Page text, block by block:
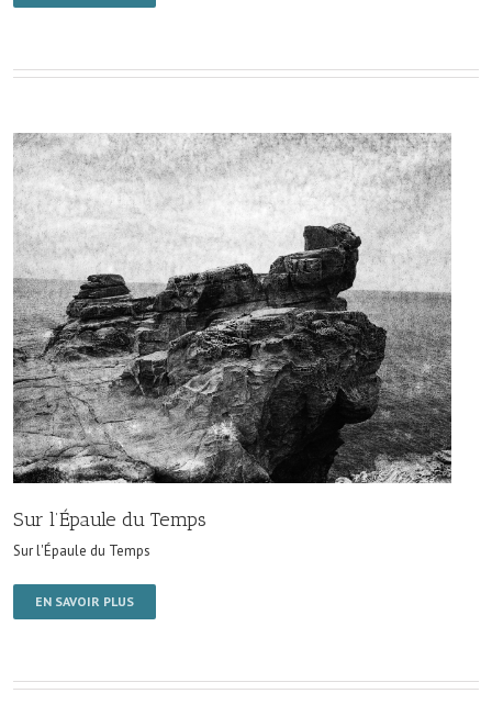
Sur l’Épaule du Temps
Sur l'Épaule du Temps
EN SAVOIR PLUS